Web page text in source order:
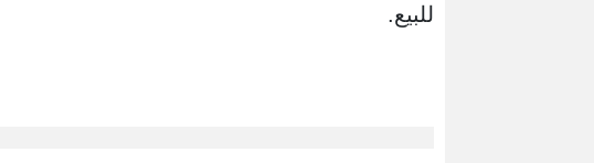
للبيع.